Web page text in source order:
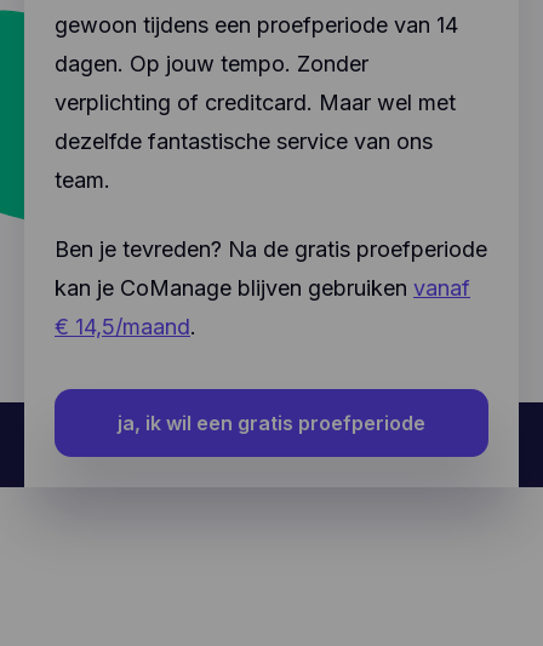
gewoon tijdens een proefperiode van 14
dagen. Op jouw tempo. Zonder
verplichting of creditcard. Maar wel met
dezelfde fantastische service van ons
team.
Ben je tevreden? Na de gratis proefperiode
kan je CoManage blijven gebruiken vanaf
€ 14,5/maand.
ja, ik wil een gratis proefperiode